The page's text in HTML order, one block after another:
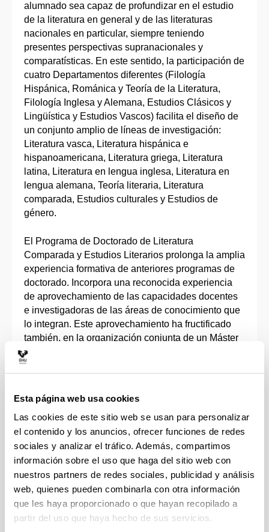
Esta página web usa cookies
Las cookies de este sitio web se usan para personalizar
el contenido y los anuncios, ofrecer funciones de redes
sociales y analizar el tráfico. Además, compartimos
información sobre el uso que haga del sitio web con
nuestros partners de redes sociales, publicidad y análisis
web, quienes pueden combinarla con otra información
que les haya proporcionado o que hayan recopilado a
partir del uso que haya hecho de sus servicios.
alumnado sea capaz de profundizar en el estudio
de la literatura en general y de las literaturas
nacionales en particular, siempre teniendo
presentes perspectivas supranacionales y
comparatísticas. En este sentido, la participación de
cuatro Departamentos diferentes (Filología
Hispánica, Románica y Teoría de la Literatura,
Filología Inglesa y Alemana, Estudios Clásicos y
Lingüística y Estudios Vascos) facilita el diseño de
un conjunto amplio de líneas de investigación:
Literatura vasca, Literatura hispánica e
hispanoamericana, Literatura griega, Literatura
latina, Literatura en lengua inglesa, Literatura en
lengua alemana, Teoría literaria, Literatura
comparada, Estudios culturales y Estudios de
género.
El Programa de Doctorado de Literatura
Comparada y Estudios Literarios prolonga la amplia
experiencia formativa de anteriores programas de
doctorado. Incorpora una reconocida experiencia
de aprovechamiento de las capacidades docentes
e investigadoras de las áreas de conocimiento que
lo integran. Este aprovechamiento ha fructificado
también, en la organización conjunta de un Máster
en Literatura Comparada y Estudios Literarios que,
en los últimos años y hasta el momento con éxito
doctorado.
DEDICACIÓN COMPLETA
Duración :4 - 5 años
Plazas ofertadas : 24
Precio orientativo :301 € / curso